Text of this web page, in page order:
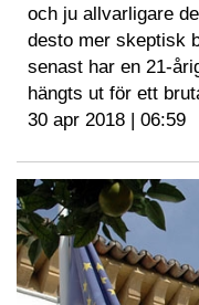
och ju allvarligare
desto mer skeptisk
senast har en 21-
hängts ut för ett
30 apr 2018 | 06:59